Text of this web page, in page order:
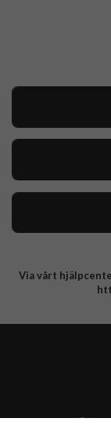
Integritetspolicy
Via vårt